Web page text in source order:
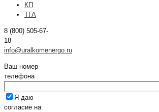
КП
ТГА
8 (800) 505-67-
18
info@uralkomenergo.ru
Ваш номер
телефона
Я даю
согласие на